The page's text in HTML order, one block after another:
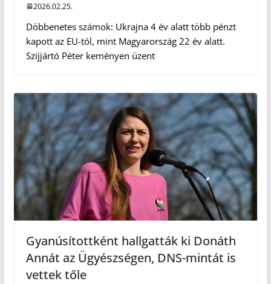
2026.02.25.
Döbbenetes számok: Ukrajna 4 év alatt több pénzt
kapott az EU-tól, mint Magyarország 22 év alatt.
Szijjártó Péter keményen üzent
Gyanúsítottként hallgatták ki Donáth
Annát az Ügyészségen, DNS-mintát is
vettek tőle